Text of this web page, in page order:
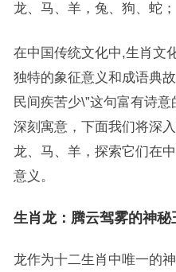
龙、马、羊，兔、狗、蛇；
在中国传统文化中,生肖文
独特的象征意义和成语典
民间疾苦少\”这句富有诗
深刻寓意，下面我们将深
龙、马、羊，探索它们在
意义。
生肖龙：腾云驾雾的神秘
龙作为十二生肖中唯一的